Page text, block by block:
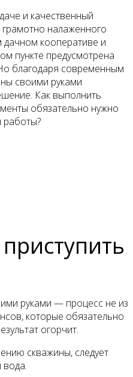
и качественный
налаженного
кооперативе и
пункте предусмотрена
благодаря современным
своими руками
Как выполнить
обязательно нужно
работы?
руками — процесс не из
которые обязательно
огорчит.
скважины, следует
вода.